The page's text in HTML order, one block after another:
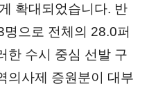
확대되었습니다. 반
으로 전체의 28.0퍼
한 수시 중심 선발 구
의사제 증원분이 대부